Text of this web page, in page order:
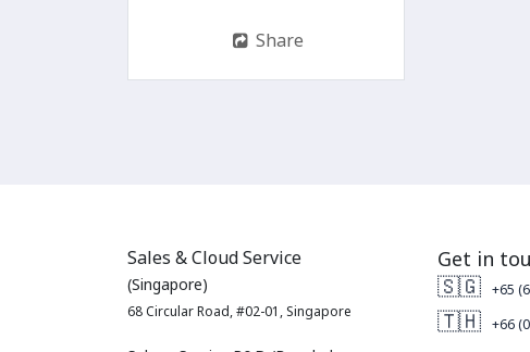
Share
Sales & Cloud Service
(Singapore)
68 Circular Road, #02-01, Singapore
Get in
🇸🇬 +65
🇹🇭 +66